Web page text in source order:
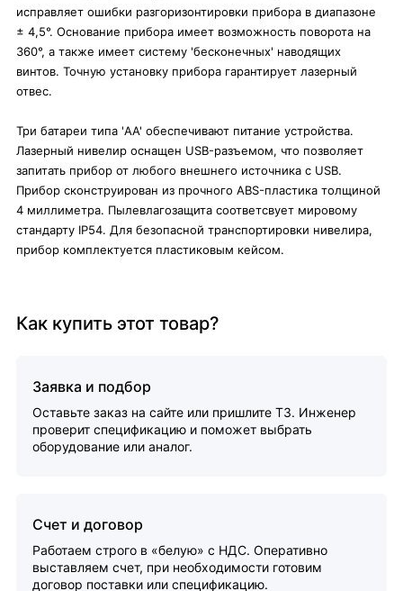
исправляет ошибки разгоризонтировки прибора в диапазоне
± 4,5°. Основание прибора имеет возможность поворота на
360°, а также имеет систему 'бесконечных' наводящих
винтов. Точную установку прибора гарантирует лазерный
отвес.
Три батареи типа 'AA' обеспечивают питание устройства.
Лазерный нивелир оснащен USB-разъемом, что позволяет
запитать прибор от любого внешнего источника с USB.
Прибор сконструирован из прочного ABS-пластика толщиной
4 миллиметра. Пылевлагозащита соответсвует мировому
стандарту IP54. Для безопасной транспортировки нивелира,
прибор комплектуется пластиковым кейсом.
Как купить этот товар?
Заявка и подбор
Оставьте заказ на сайте или пришлите ТЗ. Инженер
проверит спецификацию и поможет выбрать
оборудование или аналог.
Счет и договор
Работаем строго в «белую» с НДС. Оперативно
выставляем счет, при необходимости готовим
договор поставки или спецификацию.